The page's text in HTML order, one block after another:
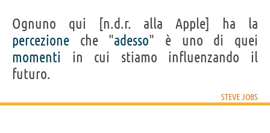
Ognuno qui [n.d.r. alla Apple] ha la
percezione che "adesso" è uno di quei
momenti in cui stiamo influenzando il
futuro.
STEVE JOBS